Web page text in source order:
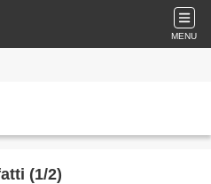
MENU
(1/2)